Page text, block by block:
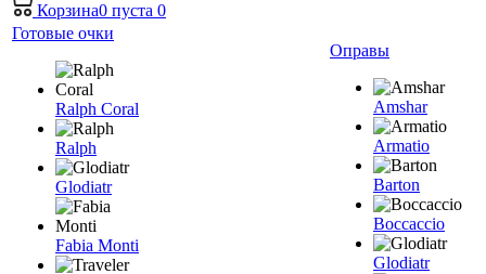
Корзина0 пуста 0
Готовые очки
Ralph Coral
Ralph
Glodiatr
Fabia Monti
Оправы
Amshar
Armatio
Barton
Boccaccio
Glodiatr